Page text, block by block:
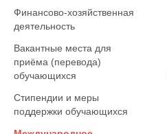
Финансово-хозяйственная
деятельность
Вакантные места для
приёма (перевода)
обучающихся
Стипендии и меры
поддержки обучающихся